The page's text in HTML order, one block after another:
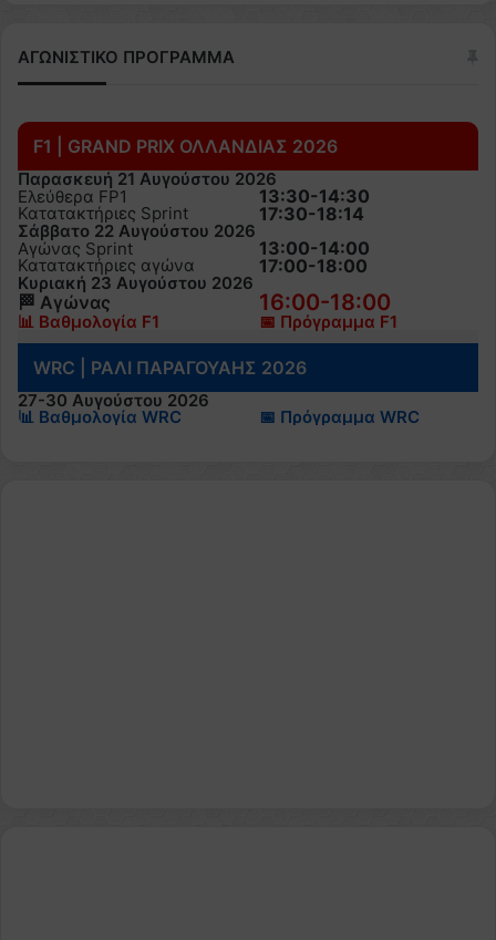
ΑΓΩΝΙΣΤΙΚΟ ΠΡΟΓΡΑΜΜΑ
F1 | GRAND PRIX ΟΛΛΑΝΔΙΑΣ 2026
Παρασκευή 21 Αυγούστου 2026
Ελεύθερα FP1
Κατατακτήριες Sprint
13:30-14:30
17:30-18:14
Σάββατο 22 Αυγούστου 2026
Αγώνας Sprint
Κατατακτήριες αγώνα
13:00-14:00
17:00-18:00
Κυριακή 23 Αυγούστου 2026
🏁 Αγώνας 16:00-18:00
📊 Βαθμολογία F1 📅 Πρόγραμμα F1
WRC | ΡΑΛΙ ΠΑΡΑΓΟΥΑΗΣ 2026
27-30 Αυγούστου 2026
📊 Βαθμολογία WRC 📅 Πρόγραμμα WRC